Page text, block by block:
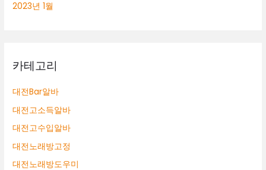
2023년 1월
카테고리
대전Bar알바
대전고소득알바
대전고수입알바
대전노래방고정
대전노래방도우미